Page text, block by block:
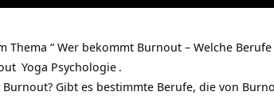
Thema “ Wer bekommt Burnout – Welche
Yoga Psychologie .
Gibt es bestimmte Berufe, die von